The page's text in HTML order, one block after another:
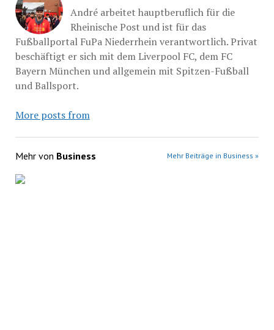
André arbeitet hauptberuflich für die
Rheinische Post und ist für das
Fußballportal FuPa Niederrhein verantwortlich. Privat
beschäftigt er sich mit dem Liverpool FC, dem FC
Bayern München und allgemein mit Spitzen-Fußball
und Ballsport.
More posts from
Mehr von Business Mehr Beiträge in Business »